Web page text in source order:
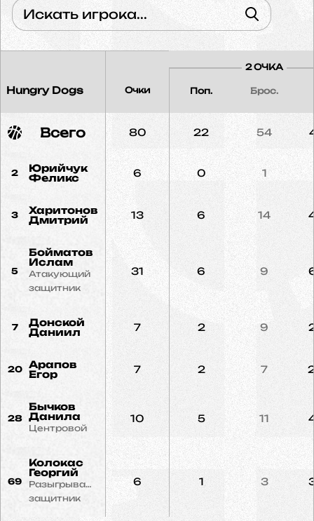
Hungry Dogs Очки
2 ОЧКА
Поп. Брос.
Всего 80 22 54
2
Юрийчук
Феликс
6 0 1
3
Харитонов
Дмитрий
13 6 14
5
Бойматов
Ислам
Атакующий
защитник
31 6 9
7
Донской
Даниил
7 2 9
20
Арапов
Егор
7 2 7
28
Бычков
Данила
Центровой
10 5 11
69
Колокас
Георгий
Разыгрывающий
защитник
6 1 3